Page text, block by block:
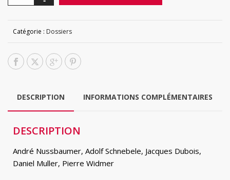
Catégorie : Dossiers
DESCRIPTION INFORMATIONS COMPLÉMENTAIRES
DESCRIPTION
André Nussbaumer, Adolf Schnebele, Jacques Dubois,
Daniel Muller, Pierre Widmer